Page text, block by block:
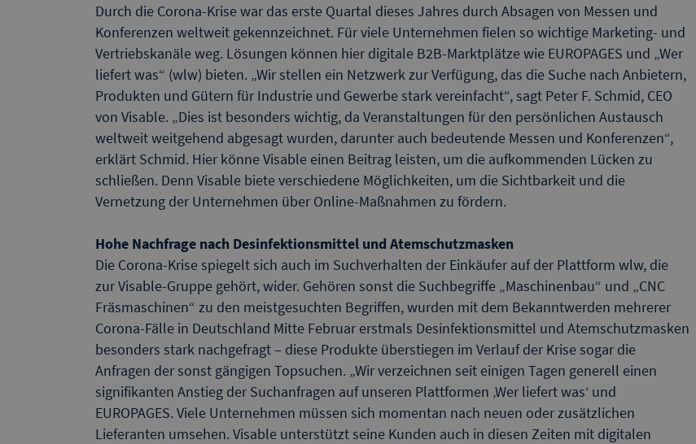
Durch die Corona-Krise war das erste Quartal dieses Jahres durch Absagen von Messen und
Konferenzen weltweit gekennzeichnet. Für viele Unternehmen fielen so wichtige Marketing- und
Vertriebskanäle weg. Lösungen können hier digitale B2B-Marktplätze wie EUROPAGES und „Wer
liefert was“ (wlw) bieten. „Wir stellen ein Netzwerk zur Verfügung, das die Suche nach Anbietern,
Produkten und Gütern für Industrie und Gewerbe stark vereinfacht“, sagt Peter F. Schmid, CEO
von Visable. „Dies ist besonders wichtig, da Veranstaltungen für den persönlichen Austausch
weltweit weitgehend abgesagt wurden, darunter auch bedeutende Messen und Konferenzen“,
erklärt Schmid. Hier könne Visable einen Beitrag leisten, um die aufkommenden Lücken zu
schließen. Denn Visable biete verschiedene Möglichkeiten, um die Sichtbarkeit und die
Vernetzung der Unternehmen über Online-Maßnahmen zu fördern.
Hohe Nachfrage nach Desinfektionsmittel und Atemschutzmasken
Die Corona-Krise spiegelt sich auch im Suchverhalten der Einkäufer auf der Plattform wlw, die
zur Visable-Gruppe gehört, wider. Gehören sonst die Suchbegriffe „Maschinenbau“ und „CNC
Fräsmaschinen“ zu den meistgesuchten Begriffen, wurden mit dem Bekanntwerden mehrerer
Corona-Fälle in Deutschland Mitte Februar erstmals Desinfektionsmittel und Atemschutzmasken
besonders stark nachgefragt – diese Produkte überstiegen im Verlauf der Krise sogar die
Anfragen der sonst gängigen Topsuchen. „Wir verzeichnen seit einigen Tagen generell einen
signifikanten Anstieg der Suchanfragen auf unseren Plattformen ‚Wer liefert was‘ und
EUROPAGES. Viele Unternehmen müssen sich momentan nach neuen oder zusätzlichen
Lieferanten umsehen. Visable unterstützt seine Kunden auch in diesen Zeiten mit digitalen